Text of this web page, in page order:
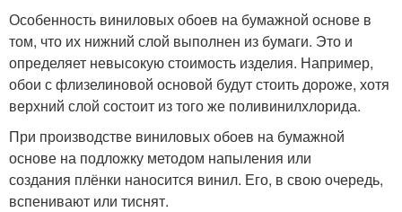
Особенность виниловых обоев на бумажной основе в
том, что их нижний слой выполнен из бумаги. Это и
определяет невысокую стоимость изделия. Например,
обои с флизелиновой основой будут стоить дороже, хотя
верхний слой состоит из того же поливинилхлорида.
При производстве виниловых обоев на бумажной
основе на подложку методом напыления или
создания плёнки наносится винил. Его, в свою очередь,
вспенивают или тиснят.